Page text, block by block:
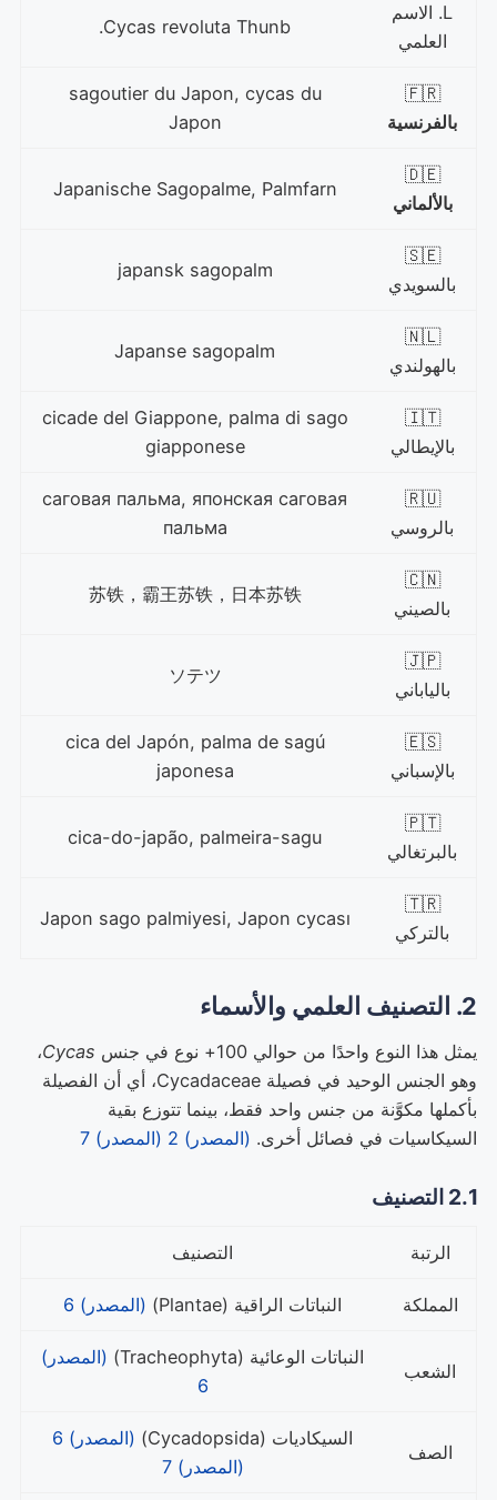
L. الاسم
العلمي
Cycas revoluta Thunb.
🇫🇷
بالفرنسية
sagoutier du Japon, cycas du
Japon
🇩🇪
بالألماني
Japanische Sagopalme, Palmfarn
🇸🇪
بالسويدي
japansk sagopalm
🇳🇱
بالهولندي
Japanse sagopalm
🇮🇹
بالإيطالي
cicade del Giappone, palma di sago
giapponese
🇷🇺
بالروسي
саговая пальма, японская саговая
пальма
🇨🇳
بالصيني
苏铁，霸王苏铁，日本苏铁
🇯🇵
بالياباني
ソテツ
🇪🇸
بالإسباني
cica del Japón, palma de sagú
japonesa
🇵🇹
بالبرتغالي
cica-do-japão, palmeira-sagu
🇹🇷
بالتركي
Japon sago palmiyesi, Japon cycası
2. التصنيف العلمي والأسماء
يمثل هذا النوع واحدًا من حوالي 100+ نوع في جنس Cycas،
وهو الجنس الوحيد في فصيلة Cycadaceae، أي أن الفصيلة
بأكملها مكوَّنة من جنس واحد فقط، بينما تتوزع بقية
السيكاسيات في فصائل أخرى. (المصدر) 2 (المصدر) 7
2.1 التصنيف
الرتبة التصنيف
المملكة النباتات الراقية (Plantae) (المصدر) 6
الشعب
النباتات الوعائية (Tracheophyta)
(المصدر)
6
الصف
السيكاديات (Cycadopsida)
(المصدر) 6
(المصدر) 7